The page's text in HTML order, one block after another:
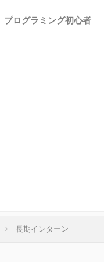
プログラミング初心者
長期インターン